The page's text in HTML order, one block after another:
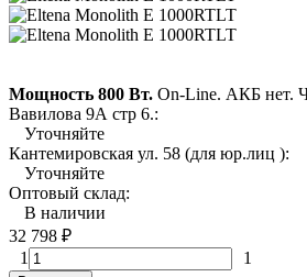
Мощность 800 Вт. On-Line. АКБ нет.
Вавилова 9А стр 6.:
Уточняйте
Кантемировская ул. 58 (для юр.лиц ):
Уточняйте
Оптовый склад:
В наличии
32 798 ₽
1
1